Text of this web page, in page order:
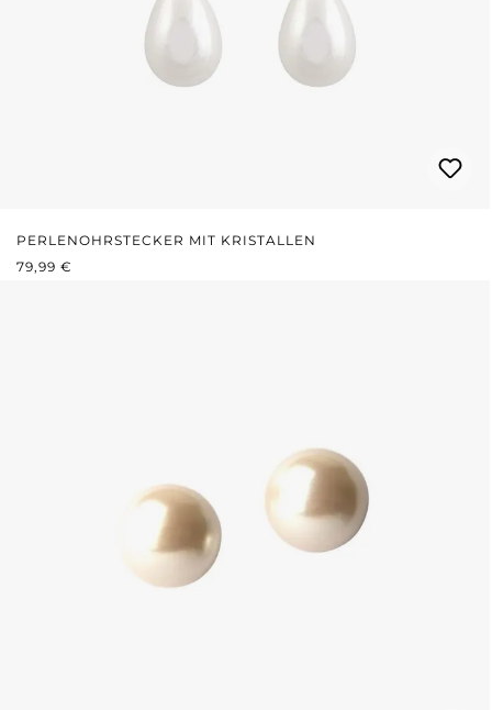
PERLENOHRSTECKER MIT KRISTALLEN
REGULÄRER PREIS:
79,99 €